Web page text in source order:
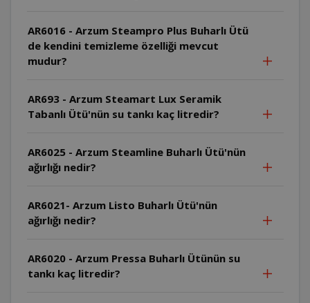
AR6016 - Arzum Steampro Plus Buharlı Ütü
de kendini temizleme özelliği mevcut
mudur?
AR693 - Arzum Steamart Lux Seramik
Tabanlı Ütü'nün su tankı kaç litredir?
AR6025 - Arzum Steamline Buharlı Ütü'nün
ağırlığı nedir?
AR6021- Arzum Listo Buharlı Ütü'nün
ağırlığı nedir?
AR6020 - Arzum Pressa Buharlı Ütünün su
tankı kaç litredir?